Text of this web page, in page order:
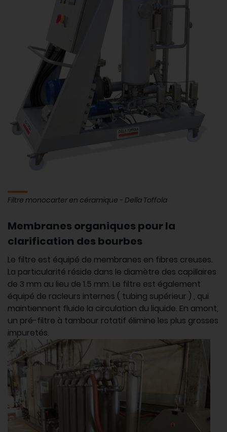
Filtre monocarter en céramique - Della Toffola
Membranes organiques pour la
clarification des bourbes
Le filtre est équipé de membranes en fibres creuses.
La particularité réside dans le diamètre des capillaires
de 3 mm au lieu de 1.5 mm. Le filtre est également
équipé de racleurs internes ( tubing supérieur ) , qui
maintiennent fluide la circulation du liquide. En amont,
un pré-filtre à tambour rotatif élimine les plus grosses
impuretés.